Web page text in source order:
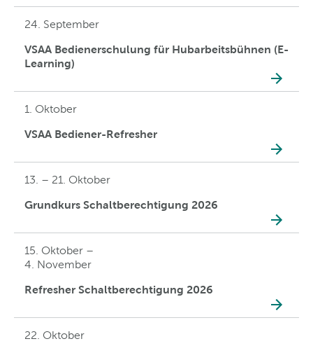
24. September
VSAA Bedienerschulung für Hubarbeitsbühnen (E-
Learning)
1. Oktober
VSAA Bediener-Refresher
13. – 21. Oktober
Grundkurs Schaltberechtigung 2026
15. Oktober –
4. November
Refresher Schaltberechtigung 2026
22. Oktober